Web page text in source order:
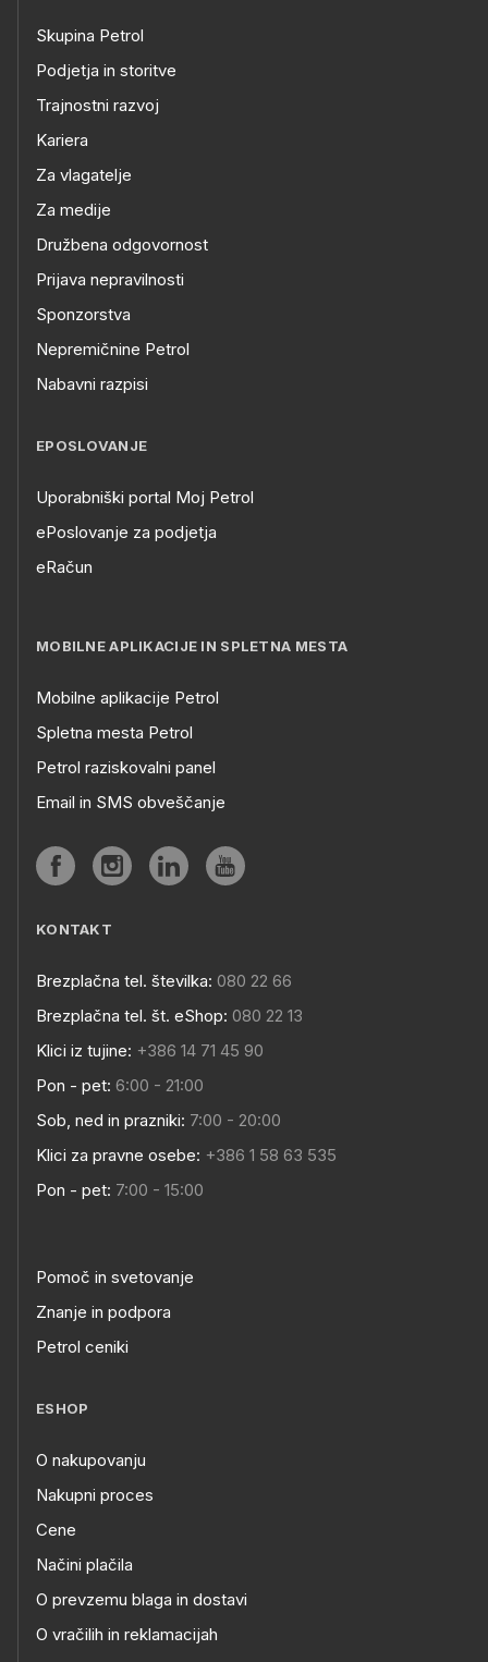
Skupina Petrol
Podjetja in storitve
Trajnostni razvoj
Kariera
Za vlagatelje
Za medije
Družbena odgovornost
Prijava nepravilnosti
Sponzorstva
Nepremičnine Petrol
Nabavni razpisi
EPOSLOVANJE
Uporabniški portal Moj Petrol
ePoslovanje za podjetja
eRačun
MOBILNE APLIKACIJE IN SPLETNA MESTA
Mobilne aplikacije Petrol
Spletna mesta Petrol
Petrol raziskovalni panel
Email in SMS obveščanje
KONTAKT
Brezplačna tel. številka: 080 22 66
Brezplačna tel. št. eShop: 080 22 13
Klici iz tujine: +386 14 71 45 90
Pon - pet: 6:00 - 21:00
Sob, ned in prazniki: 7:00 - 20:00
Klici za pravne osebe: +386 1 58 63 535
Pon - pet: 7:00 - 15:00
Pomoč in svetovanje
Znanje in podpora
Petrol ceniki
ESHOP
O nakupovanju
Nakupni proces
Cene
Načini plačila
O prevzemu blaga in dostavi
O vračilih in reklamacijah